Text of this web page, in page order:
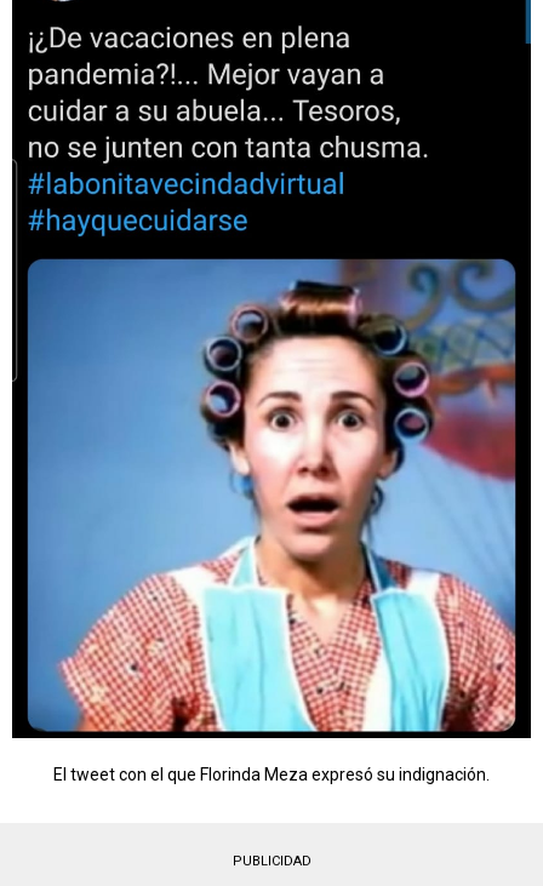
El tweet con el que Florinda Meza expresó su indignación.
PUBLICIDAD